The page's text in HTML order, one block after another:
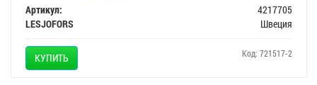
Артикул:
4217705
LESJOFORS
Швеция
КУПИТЬ Код: 721517-2